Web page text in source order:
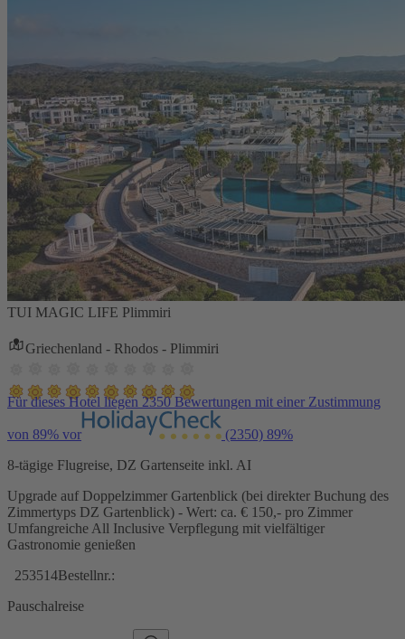
TUI MAGIC LIFE Plimmiri
Griechenland - Rhodos - Plimmiri
Für dieses Hotel liegen 2350 Bewertungen mit einer Zustimmung
von 89% vor (2350) 89%
8-tägige Flugreise, DZ Gartenseite inkl. AI
Upgrade auf Doppelzimmer Gartenblick (bei direkter Buchung des
Zimmertyps DZ Gartenblick) - Wert: ca. € 150,- pro Zimmer
Umfangreiche All Inclusive Verpflegung mit vielfältiger
Gastronomie genießen
253514Bestellnr.:
Pauschalreise